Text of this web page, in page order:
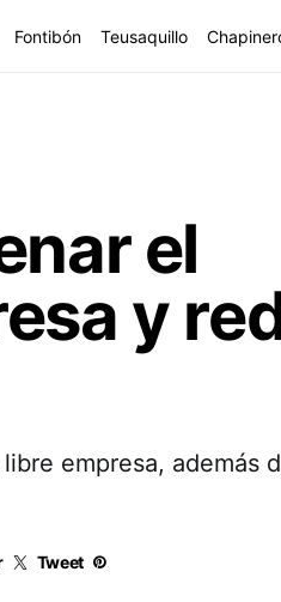
Fontibón Teusaquillo
el
y
empresa, además
Tweet